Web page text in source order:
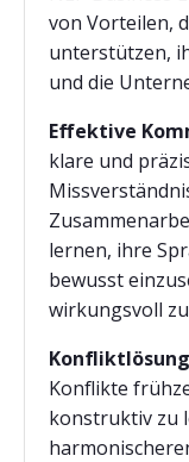
von Vorteilen,
unterstützen,
und die
Effektive
klare und
lernen, ihre
bewusst
wirkungsvoll
Konfliktlösung
Konflikte
konstruktiv zu